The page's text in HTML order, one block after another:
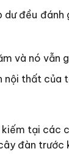
đều
và nó
thất của
tại
đàn trước